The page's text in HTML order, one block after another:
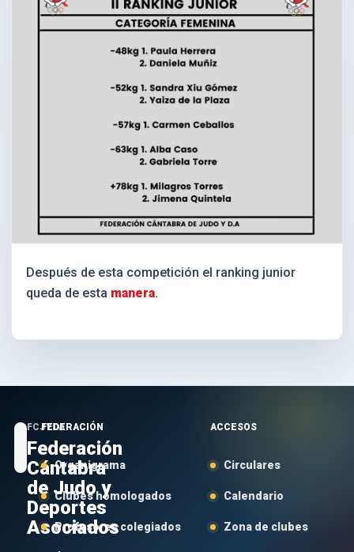
Después de esta competición el ranking junior
queda de esta manera.
FCJYDA
Federación
Cántabra
de Judo y
Deportes
Asociados
FEDERACIÓN
Organigrama
Clubes homologados
Profesores colegiados
ACCESOS
Circulares
Calendario
Zona de clubes